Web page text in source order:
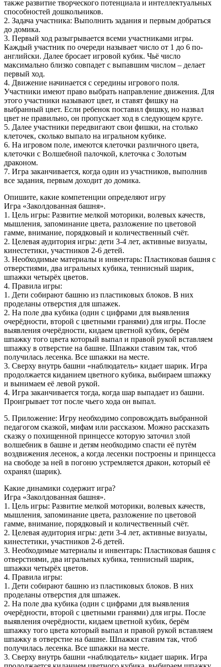
также развитие творческого потенциала и интеллектуальных
способностей дошкольников.
2. Задача участника: Выполнить задания и первым добраться
до домика.
3. Первый ход разыгрывается всеми участниками игры.
Каждый участник по очереди называет число от 1 до 6 по-
английски. Далее бросает игровой кубик. Чьё число
максимально близко совпадет с выпавшим числом – делает
первый ход.
4. Движение начинается с середины игрового поля.
Участники имеют право выбрать направление движения. Для
этого участники называют цвет, и ставят фишку на
выбранный цвет. Если ребенок поставил фишку, но назвал
цвет не правильно, он пропускает ход в следующем круге.
5. Далее участники передвигают свои фишки, на столько
клеточек, сколько выпало на игральном кубике.
6. На игровом поле, имеются клеточки различного цвета,
клеточки с Волшебной палочкой, клеточка с Золотым
драконом.
7. Игра заканчивается, когда один из участников, выполнив
все задания, первым доходит до домика.
Опишите, какие компетенции определяют игру
Игра «Заколдованная башня».
1. Цель игры: Развитие мелкой моторики, волевых качеств,
мышления, запоминание цвета, разложение по цветовой
гамме, внимание, порядковый и количественный счёт.
2. Целевая аудитория игры: дети 3-4 лет, активные визуалы,
кинестетики, участников 2-6 детей.
3. Необходимые материалы и инвентарь: Пластиковая башня с
отверстиями, два игральных кубика, теннисный шарик,
шпажки четырёх цветов.
4. Правила игры:
1. Дети собирают башню из пластиковых блоков. В них
проделаны отверстия для шпажек.
2. На поле два кубика (один с цифрами для выявления
очерёдности, второй с цветными гранями) для игры. После
выявления очерёдности, кидаем цветной кубик, берём
шпажку того цвета который выпал и правой рукой вставляем
шпажку в отверстие на башне. Шпажки ставим так, чтоб
получилась лесенка. Все шпажки на месте.
3. Сверху внутрь башни «наблюдатель» кидает шарик. Игра
продолжается киданием цветного кубика, выбираем шпажку
и вынимаем её левой рукой.
4. Игра заканчивается тогда, когда шар выпадает из башни.
Проигрывает тот после чьего хода он выпал.
5. Приложение: Игру необходимо сопровождать выбранной
педагогом сказкой, мифам или рассказом. Можно рассказать
сказку о похищенной принцессе которую заточил злой
волшебник в башне и детям необходимо спасти её путём
воздвижения лесенок, а когда лесенки построены и принцесса
на свободе за ней в погоню устремляется дракон, который её
охранял (шарик).
Какие динамики содержит игра?
Игра «Заколдованная башня».
1. Цель игры: Развитие мелкой моторики, волевых качеств,
мышления, запоминание цвета, разложение по цветовой
гамме, внимание, порядковый и количественный счёт.
2. Целевая аудитория игры: дети 3-4 лет, активные визуалы,
кинестетики, участников 2-6 детей.
3. Необходимые материалы и инвентарь: Пластиковая башня с
отверстиями, два игральных кубика, теннисный шарик,
шпажки четырёх цветов.
4. Правила игры:
1. Дети собирают башню из пластиковых блоков. В них
проделаны отверстия для шпажек.
2. На поле два кубика (один с цифрами для выявления
очерёдности, второй с цветными гранями) для игры. После
выявления очерёдности, кидаем цветной кубик, берём
шпажку того цвета который выпал и правой рукой вставляем
шпажку в отверстие на башне. Шпажки ставим так, чтоб
получилась лесенка. Все шпажки на месте.
3. Сверху внутрь башни «наблюдатель» кидает шарик. Игра